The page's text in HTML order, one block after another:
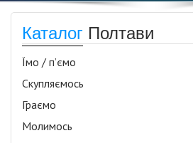
Каталог Полтави
Їмо / п’ємо
Скупляємось
Граємо
Молимось